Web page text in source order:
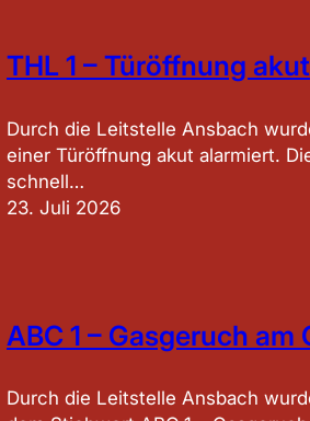
THL 1 – Türöffnung akut
Durch die Leitstelle Ansbach
einer Türöffnung akut alarmiert.
schnell…
23. Juli 2026
ABC 1 – Gasgeruch am
Durch die Leitstelle Ansbach